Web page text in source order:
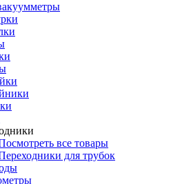
все товары
для трубок